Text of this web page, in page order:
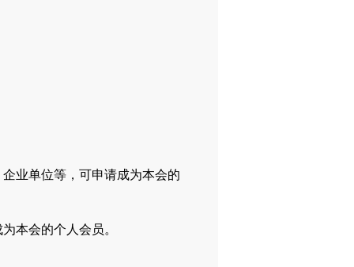
业单位等，可申请成为本会的
本会的个人会员。